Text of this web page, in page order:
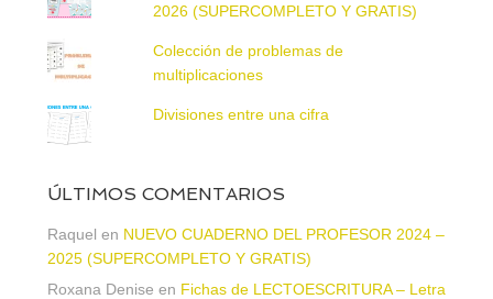
2026 (SUPERCOMPLETO Y GRATIS)
Colección de problemas de
multiplicaciones
Divisiones entre una cifra
ÚLTIMOS COMENTARIOS
Raquel en NUEVO CUADERNO DEL PROFESOR 2024 –
2025 (SUPERCOMPLETO Y GRATIS)
Roxana Denise en Fichas de LECTOESCRITURA – Letra